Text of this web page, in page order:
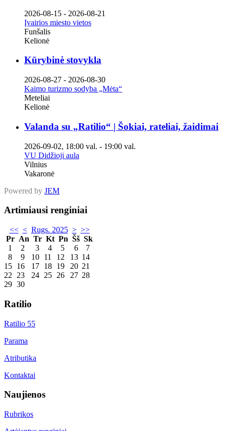
2026-08-15 - 2026-08-21
Įvairios miesto vietos
Funšalis
Kelionė
Kūrybinė stovykla
2026-08-27 - 2026-08-30
Kaimo turizmo sodyba „Mėta“
Meteliai
Kelionė
Valanda su „Ratilio“ | Šokiai, rateliai, žaidimai
2026-09-02, 18:00 val. - 19:00 val.
VU Didžioji aula
Vilnius
Vakaronė
Powered by JEM
Artimiausi renginiai
<< < Rugs. 2025 > >>
Pr An Tr Kt Pn Šš Sk
1
2 3 4 5 6
7
8
9 10 11 12 13 14
15 16 17 18 19 20 21
22
23 24 25 26 27 28
29 30
Ratilio
Ratilio 55
Parama
Atributika
Kontaktai
Naujienos
Rubrikos